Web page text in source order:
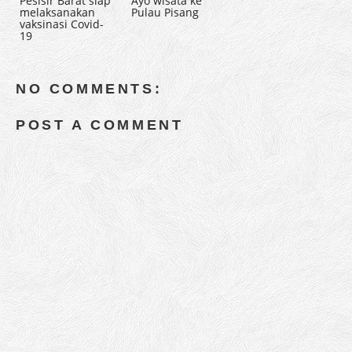
melaksanakan
vaksinasi Covid-
19
Pulau Pisang
NO COMMENTS:
POST A COMMENT